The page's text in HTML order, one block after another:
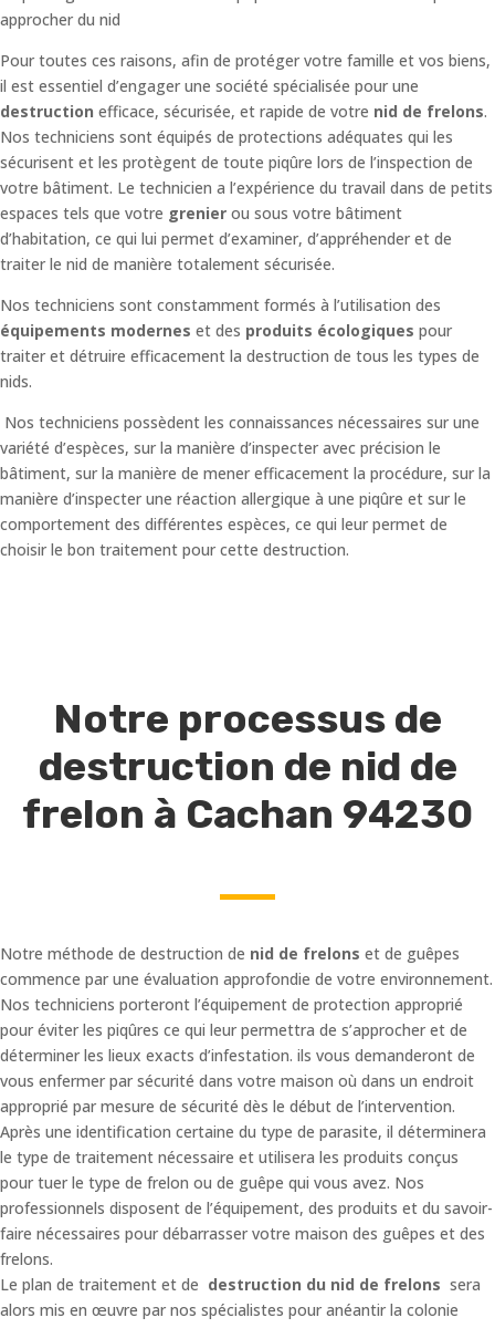
approcher du nid
Pour toutes ces raisons, afin de protéger votre famille et vos biens,
il est essentiel d’engager une société spécialisée pour une
destruction efficace, sécurisée, et rapide de votre nid de frelons.
Nos techniciens sont équipés de protections adéquates qui les
sécurisent et les protègent de toute piqûre lors de l’inspection de
votre bâtiment. Le technicien a l’expérience du travail dans de petits
espaces tels que votre grenier ou sous votre bâtiment
d’habitation, ce qui lui permet d’examiner, d’appréhender et de
traiter le nid de manière totalement sécurisée.
Nos techniciens sont constamment formés à l’utilisation des
équipements modernes et des produits écologiques pour
traiter et détruire efficacement la destruction de tous les types de
nids.
Nos techniciens possèdent les connaissances nécessaires sur une
variété d’espèces, sur la manière d’inspecter avec précision le
bâtiment, sur la manière de mener efficacement la procédure, sur la
manière d’inspecter une réaction allergique à une piqûre et sur le
comportement des différentes espèces, ce qui leur permet de
choisir le bon traitement pour cette destruction.
Notre processus de
destruction de nid de
frelon à Cachan 94230
Notre méthode de destruction de nid de frelons et de guêpes
commence par une évaluation approfondie de votre environnement.
Nos techniciens porteront l’équipement de protection approprié
pour éviter les piqûres ce qui leur permettra de s’approcher et de
déterminer les lieux exacts d’infestation. ils vous demanderont de
vous enfermer par sécurité dans votre maison où dans un endroit
approprié par mesure de sécurité dès le début de l’intervention.
Après une identification certaine du type de parasite, il déterminera
le type de traitement nécessaire et utilisera les produits conçus
pour tuer le type de frelon ou de guêpe qui vous avez. Nos
professionnels disposent de l’équipement, des produits et du savoir-
faire nécessaires pour débarrasser votre maison des guêpes et des
frelons.
Le plan de traitement et de destruction du nid de frelons sera
alors mis en œuvre par nos spécialistes pour anéantir la colonie